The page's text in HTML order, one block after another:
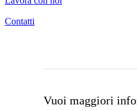
Contatti
Vuoi maggiori